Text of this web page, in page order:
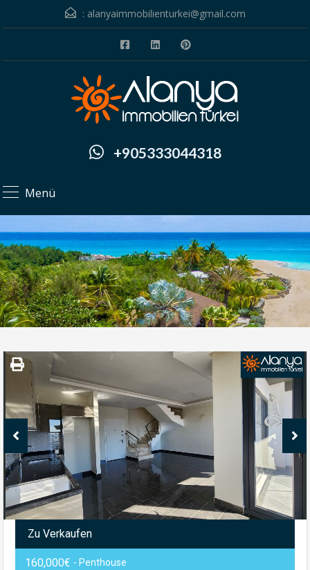
: alanyaimmobilienturkei@gmail.com
+905333044318
Menü
Zu Verkaufen
160,000€ - Penthouse